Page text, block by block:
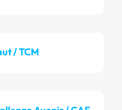
/ TCM